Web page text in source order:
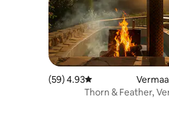
דירוג ממוצע של 4.93 מתוך 5, 59 ביקורות
4.93 (59)
Thorn & Feather,